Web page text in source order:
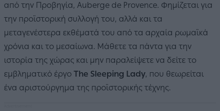
από την Προβηγία, Auberge de Provence. Φημίζεται για
την προϊστορική συλλογή του, αλλά και τα
μεταγενέστερα εκθέματά του από τα αρχαία ρωμαϊκά
χρόνια και το μεσαίωνα. Μάθετε τα πάντα για την
ιστορία της χώρας και μην παραλείψετε να δείτε το
εμβληματικό έργο The Sleeping Lady, που θεωρείται
ένα αριστούργημα της προϊστορικής τέχνης.